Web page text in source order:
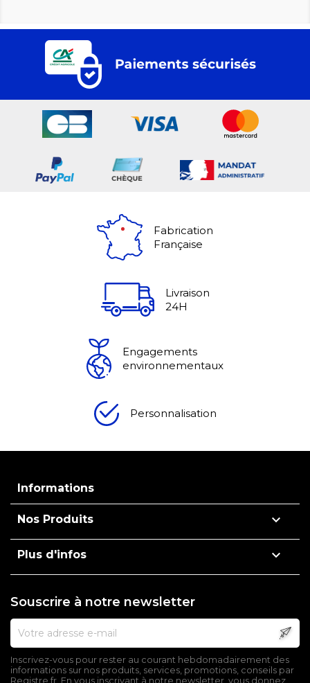
Fabrication
Française
Livraison
24H
Engagements
environnementaux
Personnalisation
Informations
Nos Produits 
Plus d'infos 
Souscrire à notre newsletter
Inscrivez-vous pour rester au courant hebdomadairement des
informations sur nos produits, services, promotions, conseils par
Registre.fr. En vous inscrivant à notre newsletter, vous donnez